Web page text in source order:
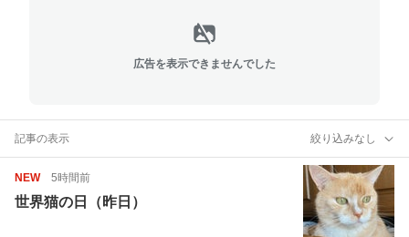
広告を表示できませんでした
記事の表示 絞り込みなし
NEW 5時間前
世界猫の日（昨日）